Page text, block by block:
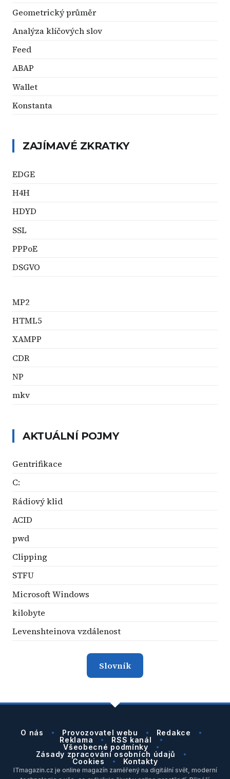
Geometrický průměr
Analýza klíčových slov
Feed
ABAP
Wallet
Konstanta
ZAJÍMAVÉ ZKRATKY
EDGE
H4H
HDYD
SSL
PPPoE
DSGVO
MP2
HTML5
XAMPP
CDR
NP
mkv
AKTUÁLNÍ POJMY
Gentrifikace
C:
Rádiový klid
ACID
pwd
Clipping
STFU
Microsoft Windows
kilobyte
Levenshteinova vzdálenost
Slovník
O nás Provozovatel webu
Redakce
Reklama
RSS kanál
Všeobecné podmínky
Zásady zpracování osobních údajů
Cookies
Kontakty
ITmagazin.cz je online magazín zaměřený na digitální svět, moderní